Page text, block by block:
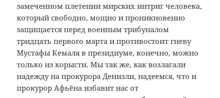
замеченном плетении мирских интриг человека,
который свободно, мощно и проникновенно
защищается перед военным трибуналом
тридцать первого марта и противостоит гневу
Мустафы Кемаля в президиуме, конечно, можно
только из корысти. Мы так же, как возлагали
надежду на прокурора Денизли, надеемся, что и
прокурор Афьёна избавит нас от